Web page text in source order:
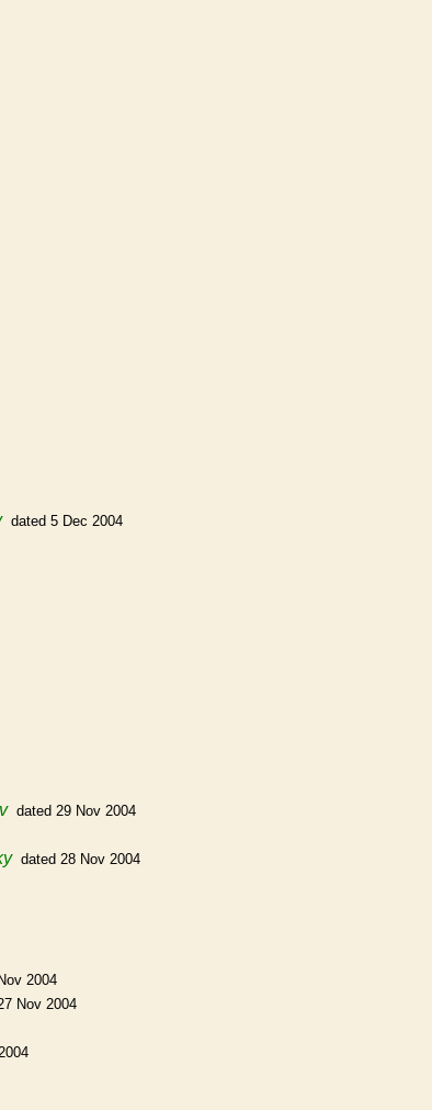
dated 5 Dec 2004
dated 29 Nov 2004
dated 28 Nov 2004
2004
Nov 2004